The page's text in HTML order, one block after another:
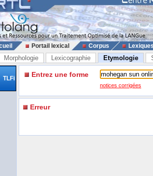
Portail lexical Corpus
Morphologie Lexicographie Etymologie
TLFi Entrez une forme
notices corrigées
Erreur